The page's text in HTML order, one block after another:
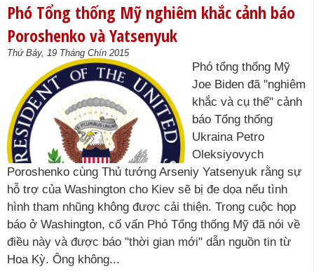
Phó Tổng thống Mỹ nghiêm khắc cảnh báo
Poroshenko và Yatsenyuk
Thứ Bảy, 19 Tháng Chín 2015
Phó tổng thống Mỹ
Joe Biden đã "nghiêm
khắc và cụ thể" cảnh
báo Tổng thống
Ukraina Petro
Oleksiyovych
Poroshenko cùng Thủ tướng Arseniy Yatsenyuk rằng sự
hỗ trợ của Washington cho Kiev sẽ bị đe dọa nếu tình
hình tham nhũng không được cải thiện. Trong cuộc họp
báo ở Washington, cố vấn Phó Tổng thống Mỹ đã nói về
điều này và được báo "thời gian mới" dẫn nguồn tin từ
Hoa Kỳ. Ông không...